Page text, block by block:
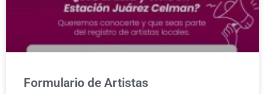
Formulario de Artistas